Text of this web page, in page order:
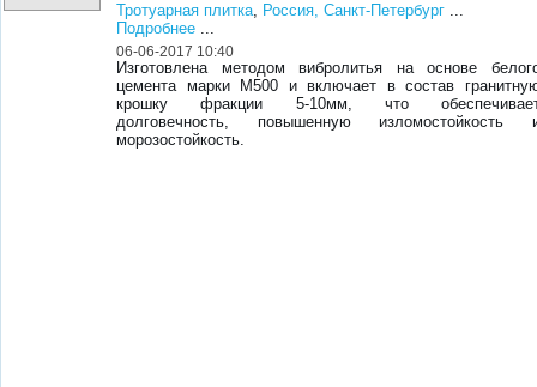
Тротуарная плитка, Россия, Санкт-Петербург ...
Подробнее ...
06-06-2017 10:40
Изготовлена методом вибролитья на основе
цемента марки М500 и включает в состав
крошку фракции 5-10мм, что
долговечность, повышенную изломостойкость
морозостойкость.